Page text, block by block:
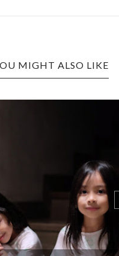
MIGHT ALSO LIKE